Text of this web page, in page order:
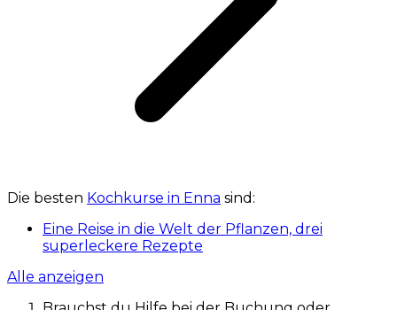
Die besten Kochkurse in Enna sind:
Eine Reise in die Welt der Pflanzen, drei
superleckere Rezepte
Alle anzeigen